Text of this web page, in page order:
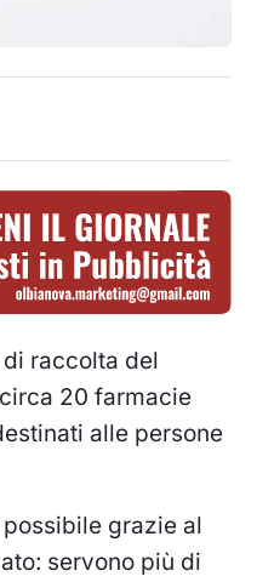
raccolta del
20 farmacie
alle persone
grazie al
servono più di